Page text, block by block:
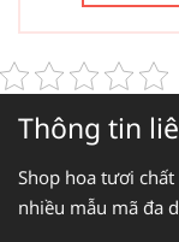
Thông tin
Shop hoa tươi
nhiều mẫu mã đa